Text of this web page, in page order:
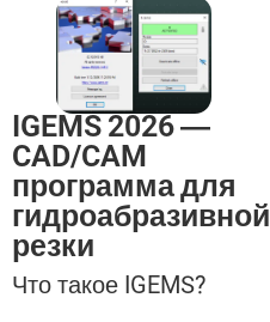
IGEMS 2026 —
CAD/CAM
программа для
гидроабразивной
резки
Что такое IGEMS?